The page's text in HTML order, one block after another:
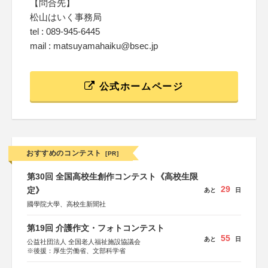
【問合先】
松山はいく事務局
tel : 089-945-6445
mail : matsuyamahaiku@bsec.jp
公式ホームページ
おすすめのコンテスト [PR]
第30回 全国高校生創作コンテスト《高校生限
定》
國學院大學、高校生新聞社
あと 29 日
第19回 介護作文・フォトコンテスト
公益社団法人 全国老人福祉施設協議会
※後援：厚生労働省、文部科学省
あと 55 日